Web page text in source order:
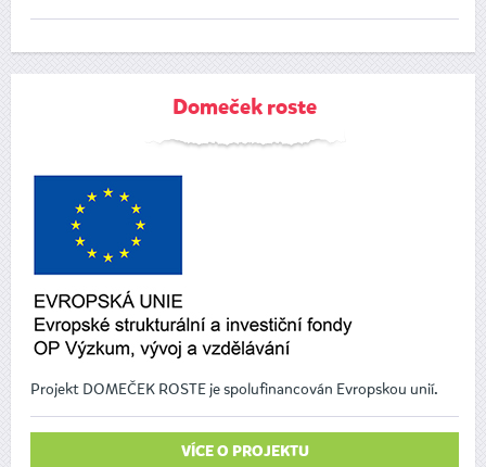
Domeček roste
Projekt DOMEČEK ROSTE je spolufinancován Evropskou unií.
VÍCE O PROJEKTU